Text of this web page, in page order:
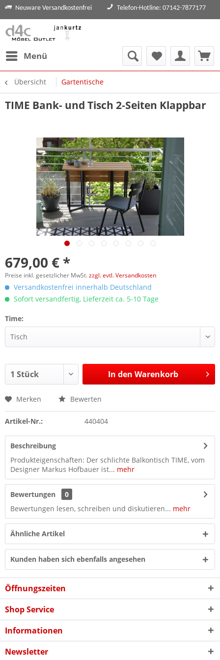
Neuware Versandkostenfrei Telefon-Hotline: 07142-7877177
Menü
Übersicht Gartentische
TIME Bank- und Tisch 2-Seiten Klappbar
679,00 € *
Preise inkl. gesetzlicher MwSt.zzgl. evtl. Versandkosten
Versandkostenfrei innerhalb Deutschland
Sofort versandfertig, Lieferzeit ca. 5-10 Tage
Time:
In den Warenkorb
Merken Bewerten
Artikel-Nr.: 440404
Beschreibung
Produkteigenschaften: Der schlichte Balkontisch TIME, vom
Designer Markus Hofbauer ist... mehr
Bewertungen
0
Bewertungen lesen, schreiben und diskutieren... mehr
Ähnliche Artikel
Kunden haben sich ebenfalls angesehen
Öffnungszeiten
Shop Service
Informationen
Newsletter